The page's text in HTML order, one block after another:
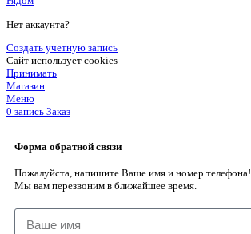
Нет аккаунта?
Создать учетную запись
Сайт использует cookies
Принимать
Магазин
Меню
0 запись Заказ
Форма обратной связи
Пожалуйста, напишите Ваше имя и номер телефона!
Мы вам перезвоним в ближайшее время.